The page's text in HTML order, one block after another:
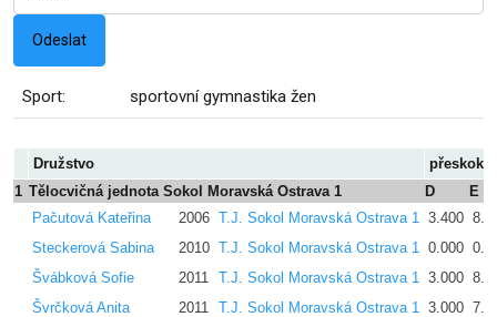
Sport: sportovní gymnastika žen
Družstvo
přeskok
1 Tělocvičná jednota Sokol Moravská Ostrava 1 D
E
Pačutová Kateřina
2006 T.J. Sokol Moravská Ostrava 1 3.400
Steckerová Sabina
2010 T.J. Sokol Moravská Ostrava 1 0.000
Švábková Sofie
2011 T.J. Sokol Moravská Ostrava 1 3.000
Švrčková Anita
2011 T.J. Sokol Moravská Ostrava 1 3.000